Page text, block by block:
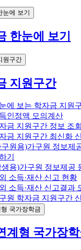
눈에 보기
한눈에 보기
원구간
지원구간
에 보는 학자금 지원
인정액 모의계산
금 지원구간 정보 조회
금 지원구간 최신화
구원용)가구원 정보제
기
생용)가구원 정보제공
소득·재산 신고 현황
소득·재산 신고결과
원 학자금 지원구간
국가장학금
계형 국가장